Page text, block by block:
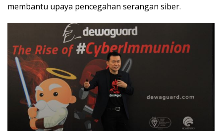
membantu upaya pencegahan serangan siber.